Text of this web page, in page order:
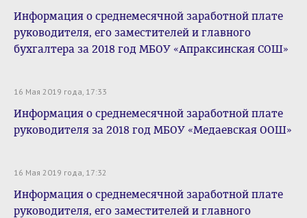
Информация о среднемесячной заработной плате
руководителя, его заместителей и главного
бухгалтера за 2018 год МБОУ «Апраксинская СОШ»
16 Мая 2019 года, 17:33
Информация о среднемесячной заработной плате
руководителя за 2018 год МБОУ «Медаевская ООШ»
16 Мая 2019 года, 17:32
Информация о среднемесячной заработной плате
руководителя, его заместителей и главного